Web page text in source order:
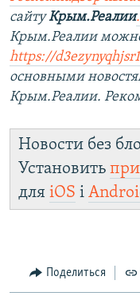
сайтуКрым.Реалии.
Крым.Реалии
https://
основными
Крым.Реалии.
Новости без
Установить
для iOS і
Поделиться